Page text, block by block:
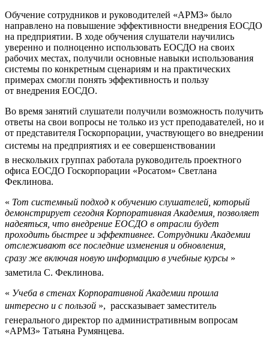
Обучение сотрудников и руководителей «АРМЗ» было
направлено на повышение эффективности внедрения ЕОСДО
на предприятии. В ходе обучения слушатели научились
уверенно и полноценно использовать ЕОСДО на своих
рабочих местах, получили основные навыки использования
системы по конкретным сценариям и на практических
примерах смогли понять эффективность и пользу
от внедрения ЕОСДО.
Во время занятий слушатели получили возможность получить
ответы на свои вопросы не только из уст преподавателей, но и
от представителя Госкорпорации, участвующего во внедрении
системы на предприятиях и ее совершенствовании 
в нескольких группах работала руководитель проектного
офиса ЕОСДО Госкорпорации «Росатом» Светлана
Феклинова.
« Тот системный подход к обучению слушателей, который
демонстрирует сегодня Корпоративная Академия, позволяет
надеяться, что внедрение ЕОСДО в отрасли будет
проходить быстрее и эффективнее. Сотрудники Академии
отслеживают все последние изменения и обновления,
сразу же включая новую информацию в учебные курсы » 
заметила С. Феклинова.
« Учеба в стенах Корпоративной Академии прошла
интересно и с пользой »,  рассказывает заместитель
генерального директор по административным вопросам
«АРМЗ» Татьяна Румянцева.